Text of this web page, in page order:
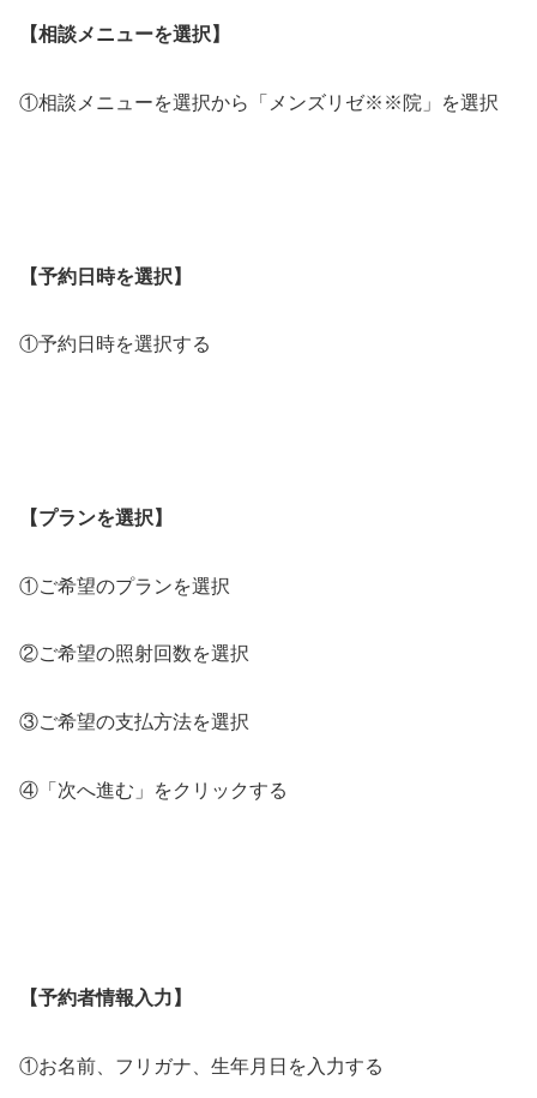
【相談メニューを選択】
①相談メニューを選択から「メンズリゼ※※院」を選択
【予約日時を選択】
①予約日時を選択する
【プランを選択】
①ご希望のプランを選択
②ご希望の照射回数を選択
③ご希望の支払方法を選択
④「次へ進む」をクリックする
【予約者情報入力】
①お名前、フリガナ、生年月日を入力する